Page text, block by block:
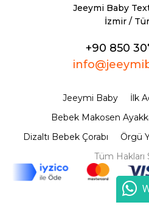
Jeeymi Baby
İzmir /
+90 850
Jeeymi Baby
İlk
Bebek Makosen
Dizaltı Bebek Çorabı
Örgü
Tüm Hakları